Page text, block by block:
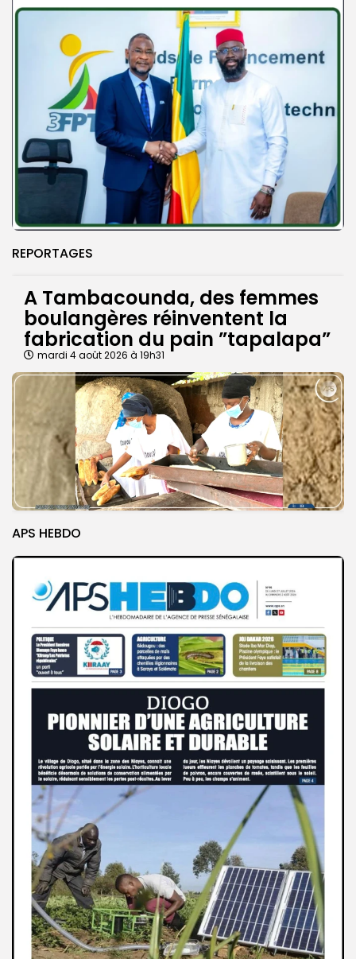
REPORTAGES
A Tambacounda, des femmes
boulangères réinventent la
fabrication du pain ”tapalapa”
mardi 4 août 2026 à 19h31
APS HEBDO